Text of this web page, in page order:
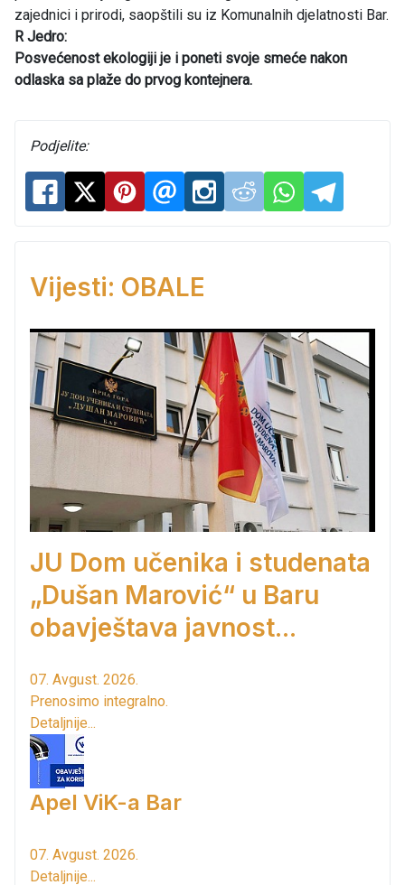
zajednici i prirodi, saopštili su iz Komunalnih djelatnosti Bar.
R Jedro:
Posvećenost ekologiji je i poneti svoje smeće nakon
odlaska sa plaže do prvog kontejnera.
Podjelite:
Vijesti: OBALE
JU Dom učenika i studenata
„Dušan Marović“ u Baru
obavještava javnost...
07. Avgust. 2026.
Prenosimo integralno.
Detaljnije...
Apel ViK-a Bar
07. Avgust. 2026.
Detaljnije...